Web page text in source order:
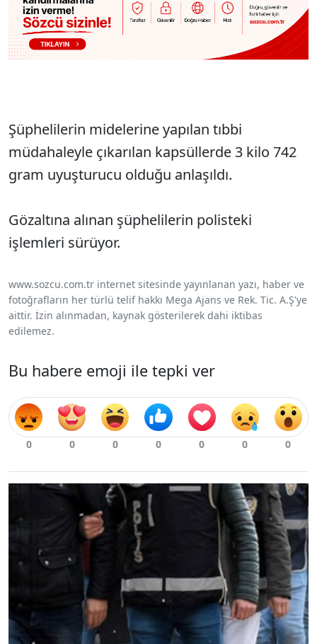
Şüphelilerin midelerine yapılan tıbbi
müdahaleyle çıkarılan kapsüllerde 3 kilo 742
gram uyuşturucu olduğu anlaşıldı.
Gözaltına alınan şüphelilerin polisteki
işlemleri sürüyor.
www.sozcu.com.tr internet sitesinde yayınlanan yazı, haber ve
fotoğrafların her türlü telif hakkı Mega Ajans ve Rek. Tic. A.Ş'ye
aittir. İzin alınmadan, kaynak gösterilerek dahi iktibas
edilemez.
Bu habere emoji ile tepki ver